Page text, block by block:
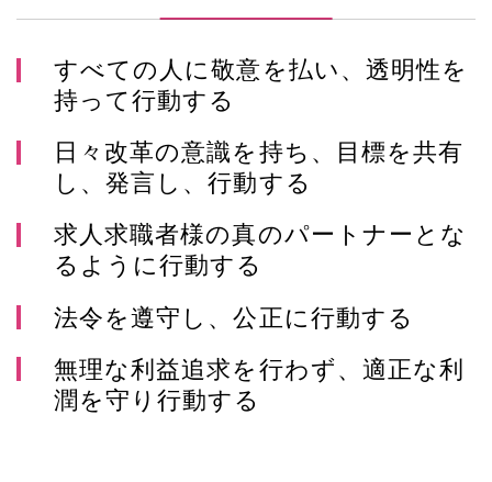
すべての人に敬意を払い、透明性を
持って行動する
日々改革の意識を持ち、目標を共有
し、発言し、行動する
求人求職者様の真のパートナーとな
るように行動する
法令を遵守し、公正に行動する
無理な利益追求を行わず、適正な利
潤を守り行動する